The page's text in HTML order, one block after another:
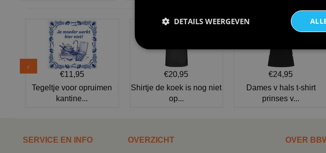
NIEUW
€11,95
Tegeltje voor opruimen
kantine...
€20,95
Shirtje de koek is nog niet
op...
€24,95
Dames v hals t-shirt
prinses v...
SERVICE EN INFO OVERZICHT OVER
DETAILS WEERGEVEN